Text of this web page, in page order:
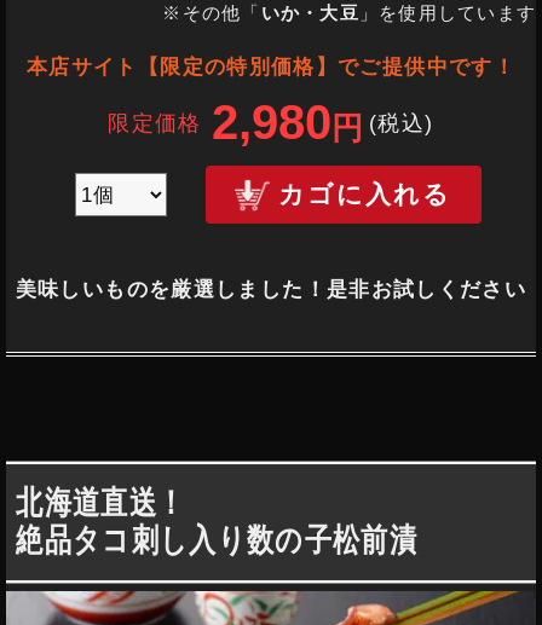
※その他「 いか・大豆 」を使用しています
本店サイト【限定の特別価格】でご提供中です！
限定価格 2,980 円 (税込)
カゴに入れる
美味しいものを厳選しました！是非お試しください
北海道直送！
絶品タコ刺し入り数の子松前漬